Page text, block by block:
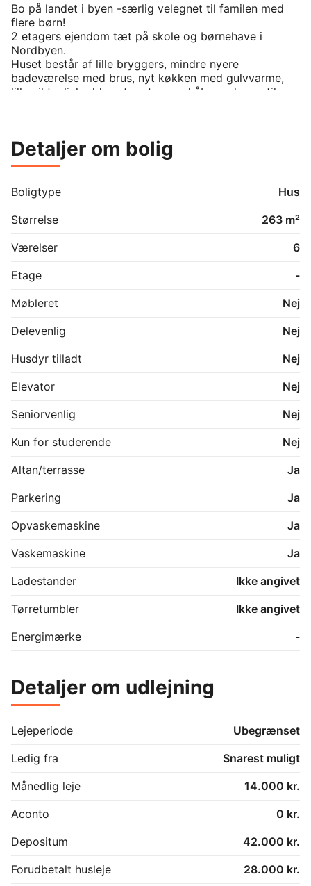
Bo på landet i byen -særlig velegnet til familen med
flere børn!
2 etagers ejendom tæt på skole og børnehave i
Nordbyen.
Huset består af lille bryggers, mindre nyere
badeværelse med brus, nyt køkken med gulvvarme,
lille viktualiekælder, stor stue med åben udgang til
til svalegang, 3 værelser og badeværelse fra 2024,
sauna med indgang fra badeværelset.
Dejlig stor have med mange frugttræer og
blomsterbede.
Dobbeltgarage med elektriske porte. I  forlængelse af
Opvarmes med oliefyr.
stuehuset er nymalet.
Almindelige husdyr tilladt.
Detaljer om bolig
Boligtype
Hus
Størrelse
263 m²
Værelser
6
Etage
-
Møbleret
Nej
Delevenlig
Nej
Husdyr tilladt
Nej
Elevator
Nej
Seniorvenlig
Nej
Kun for studerende
Nej
Altan/terrasse
Ja
Parkering
Ja
Opvaskemaskine
Ja
Vaskemaskine
Ja
Ladestander
Ikke angivet
Tørretumbler
Ikke angivet
Energimærke
-
Detaljer om udlejning
Lejeperiode
Ubegrænset
Ledig fra
Snarest muligt
Månedlig leje
14.000 kr.
Aconto
0 kr.
Depositum
42.000 kr.
Forudbetalt husleje
28.000 kr.